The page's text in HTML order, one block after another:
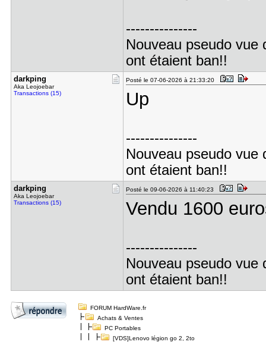
---------------
Nouveau pseudo
ont étaient ban!!
darkping
Aka Leojoebar
Transactions (15)
Posté le 07-06-2026 à 21:33:20
Up
---------------
Nouveau pseudo
ont étaient ban!!
darkping
Aka Leojoebar
Transactions (15)
Posté le 09-06-2026 à 11:40:23
Vendu 1600
---------------
Nouveau pseudo
ont étaient ban!!
FORUM HardWare.fr
Achats & Ventes
PC Portables
[VDS]Lenovo légion go 2, 2to